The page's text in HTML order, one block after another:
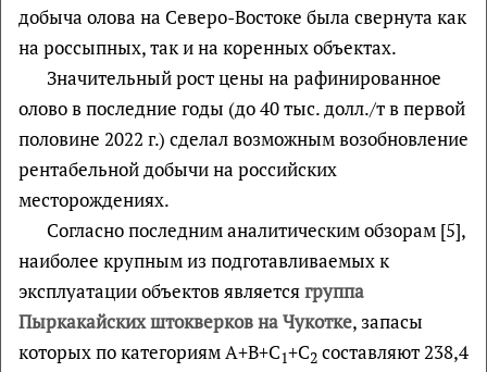
добыча олова на Северо-Востоке была свернута как
на россыпных, так и на коренных объектах.
Значительный рост цены на рафинированное
олово в последние годы (до 40 тыс. долл./т в первой
половине 2022 г.) сделал возможным возобновление
рентабельной добычи на российских
месторождениях.
Согласно последним аналитическим обзорам [5],
наиболее крупным из подготавливаемых к
эксплуатации объектов являетсягруппа
Пыркакайских штокверков на Чукотке, запасы
которых по категориям А+В+С1+С2 составляют 238,4